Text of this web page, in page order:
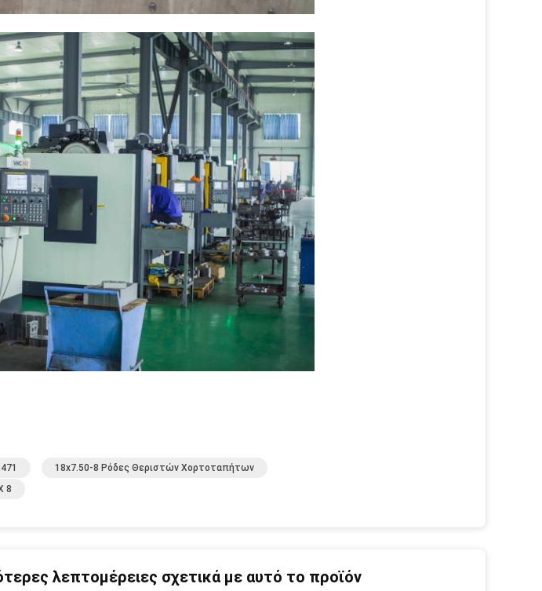
18x7.50-8 Ρόδες Θεριστών Χορτοταπήτων
8
λεπτομέρειες σχετικά με αυτό το προϊόν